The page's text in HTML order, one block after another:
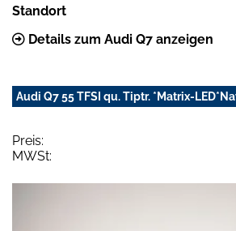
Standort
Details zum Audi Q7 anzeigen
Audi Q7 55 TFSI qu. Tiptr. *Matrix-
Preis:
MWSt: